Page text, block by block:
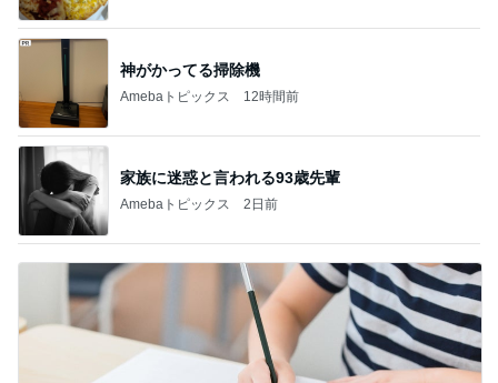
神がかってる掃除機
Amebaトピックス 12時間前
家族に迷惑と言われる93歳先輩
Amebaトピックス 2日前